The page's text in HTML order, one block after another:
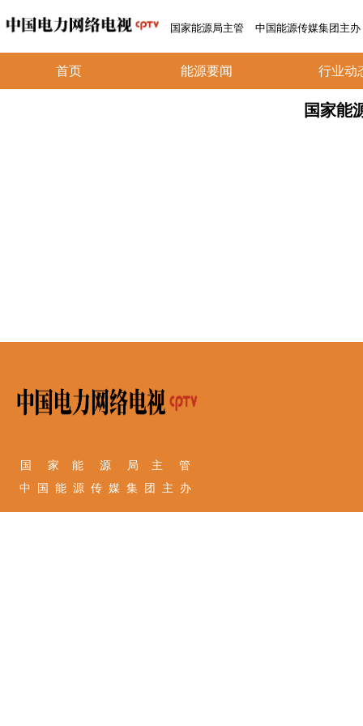
国家能源局主管 中国能源传媒集团主办
首页 能源要闻 行业动
国家能
国 家 能 源 局 主 管
中 国 能 源 传 媒 集 团 主 办